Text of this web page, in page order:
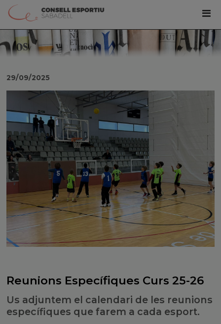
Reunions Específiques Curs 25-26
Us adjuntem el calendari de les reunions
específiques que farem a cada esport.
29/09/2025